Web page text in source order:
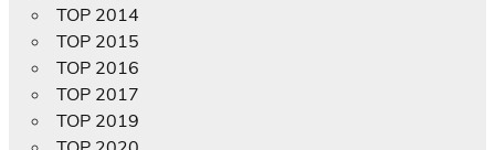
TOP 2014
TOP 2015
TOP 2016
TOP 2017
TOP 2019